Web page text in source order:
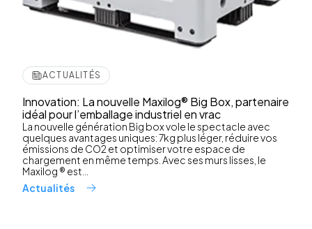
ACTUALITÉS
Innovation: La nouvelle Maxilog® Big Box, partenaire
idéal pour l’emballage industriel en vrac
La nouvelle génération Big box vole le spectacle avec
quelques avantages uniques: 7kg plus léger, réduire vos
émissions de CO2 et optimiser votre espace de
chargement en même temps. Avec ses murs lisses, le
Maxilog ® est...
Actualités